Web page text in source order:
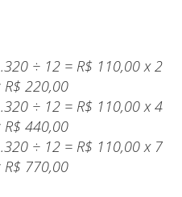
÷ 12 = R$ 110,00 x 2
220,00
÷ 12 = R$ 110,00 x 4
440,00
÷ 12 = R$ 110,00 x 7
770,00